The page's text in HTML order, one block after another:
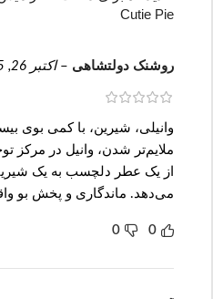
Cutie Pie
روشنک دولتشاهی – اکتبر 26, 2025
وانیلی، شیرین، با کمی بوی
ملایم‌تر شدن، وانیل در مرکز
از یک عطر دلچسب به یک
می‌دهد. ماندگاری و پخش بو
0
0